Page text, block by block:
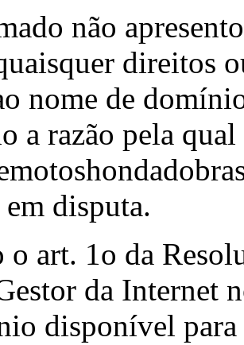
não
direitos
nome de
a razão pela
disputa.
o art. 1o da
da Internet
disponível